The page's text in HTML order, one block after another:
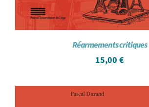
Réarmements critiques
15,00 €